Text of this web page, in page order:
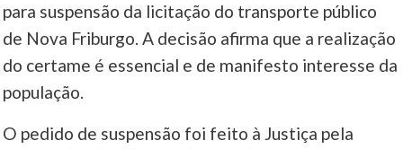
para suspensão da licitação do transporte público
de Nova Friburgo. A decisão afirma que a realização
do certame é essencial e de manifesto interesse da
população.
O pedido de suspensão foi feito à Justiça pela